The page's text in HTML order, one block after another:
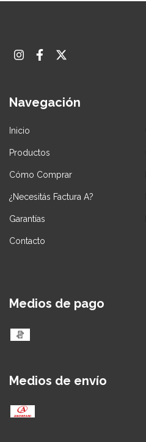
Navegación
Inicio
Productos
Cómo Comprar
¿Necesitás Factura A?
Garantías
Contacto
Medios de pago
Medios de envío